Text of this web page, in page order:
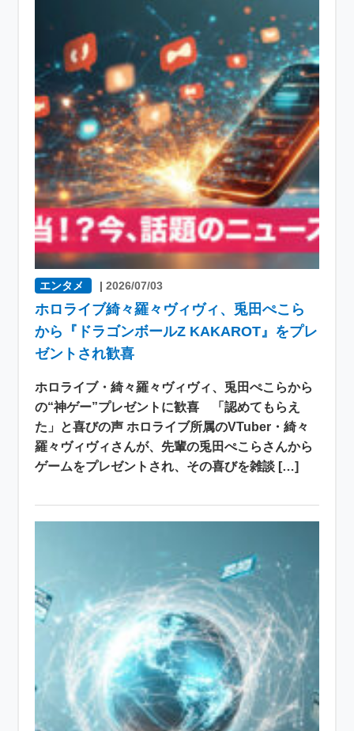
エンタメ |2026/07/03
ホロライブ綺々羅々ヴィヴィ、兎田ぺこら
から『ドラゴンボールZ KAKAROT』をプレ
ゼントされ歓喜
ホロライブ・綺々羅々ヴィヴィ、兎田ぺこらから
の“神ゲー”プレゼントに歓喜 「認めてもらえ
た」と喜びの声 ホロライブ所属のVTuber・綺々
羅々ヴィヴィさんが、先輩の兎田ぺこらさんから
ゲームをプレゼントされ、その喜びを雑談 […]